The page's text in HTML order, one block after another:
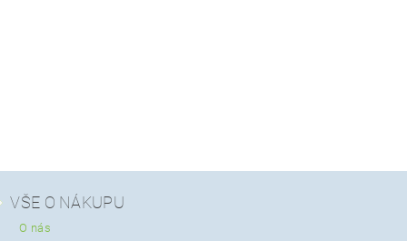
VŠE O NÁKUPU
O nás